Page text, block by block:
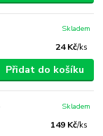
24 Kč/ks
Skladem
Přidat do košíku
149 Kč/ks
Skladem